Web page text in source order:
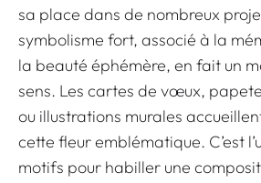
sa place dans de nombreux
symbolisme fort, associé à la
la beauté éphémère, en fait un
sens. Les cartes de vœux,
ou illustrations murales
cette fleur emblématique. C’est
motifs pour habiller une